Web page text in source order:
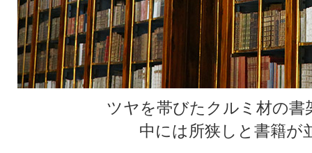
ツヤを帯びたクルミ材の書
中には所狭しと書籍が